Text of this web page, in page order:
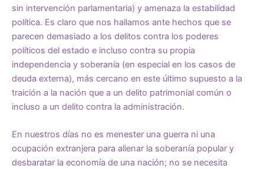
sin intervención parlamentaria) y amenaza la estabilidad
política. Es claro que nos hallamos ante hechos que se
parecen demasiado a los delitos contra los poderes
políticos del estado e incluso contra su propia
independencia y soberanía (en especial en los casos de
deuda externa), más cercano en este último supuesto a la
traición a la nación que a un delito patrimonial común o
incluso a un delito contra la administración.
En nuestros días no es menester una guerra ni una
ocupación extranjera para alienar la soberanía popular y
desbaratar la economía de una nación; no se necesita